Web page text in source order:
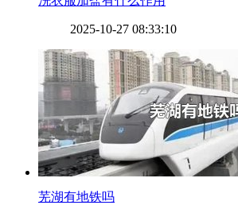
2025-10-27 08:33:10
​芜湖有地铁吗